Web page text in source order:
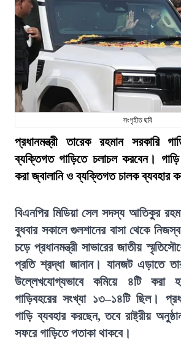
সংগৃহীত ছবি
প্রধানমন্ত্রী তারেক রহমান সরকারি
ব্যক্তিগত গাড়িতে চলাচল করবেন।
করা জ্বালানি ও ব্যক্তিগত চালক ব্যবহার
বিএনপির মিডিয়া সেল সদস্য আতিকুর
বুধবার সকালে গুলশানের বাসা থেকে
চড়ে প্রধানমন্ত্রী সাভারের জাতীয়
প্রতি শ্রদ্ধা জানান। যানজট এড়াতে
উল্লেখযোগ্যভাবে কমিয়ে ৪টি
গাড়িবহরের সংখ্যা ১৩–১৪টি ছিল।
গাড়ি ব্যবহার করছেন, তবে রাষ্ট্রীয়
সফরে গাড়িতে পতাকা থাকবে।